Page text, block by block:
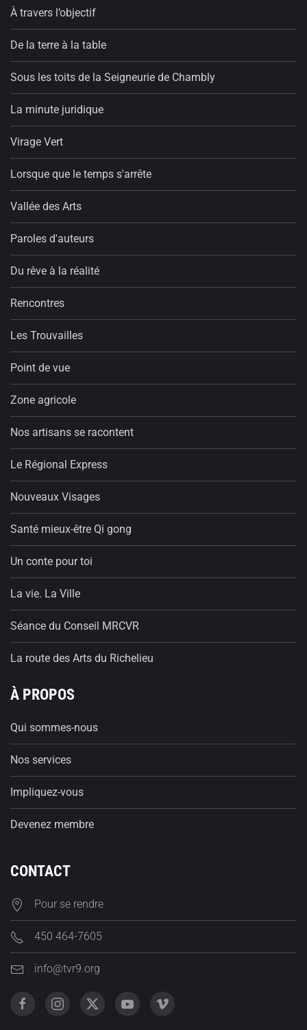
À travers l’objectif
De la terre à la table
Sous les toits de la Seigneurie de Chambly
La minute juridique
Virage Vert
Lorsque que le temps s'arrête
Vallée des Arts
Paroles d'auteurs
Du rêve à la réalité
Rencontres
Les Trouvailles
Point de vue
Zone agricole
Nos artisans se racontent
Le Régional Express
Nouveaux Visages
Santé mieux-être Qi gong
Un conte pour toi
La vie. La Ville
Séance du Conseil MRCVR
La route des Arts du Richelieu
À PROPOS
Qui sommes-nous
Nos services
Impliquez-vous
Devenez membre
CONTACT
Pour se rendre
450 464-7605
info@tvr9.org